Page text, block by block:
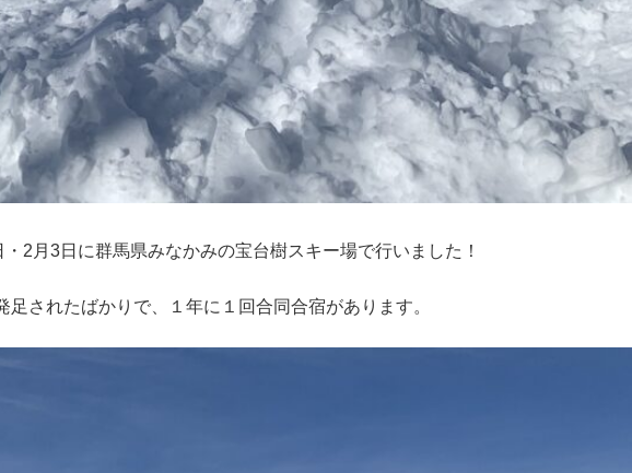
2月3日に群馬県みなかみの宝台樹スキー場で行いました！
されたばかりで、１年に１回合同合宿があります。